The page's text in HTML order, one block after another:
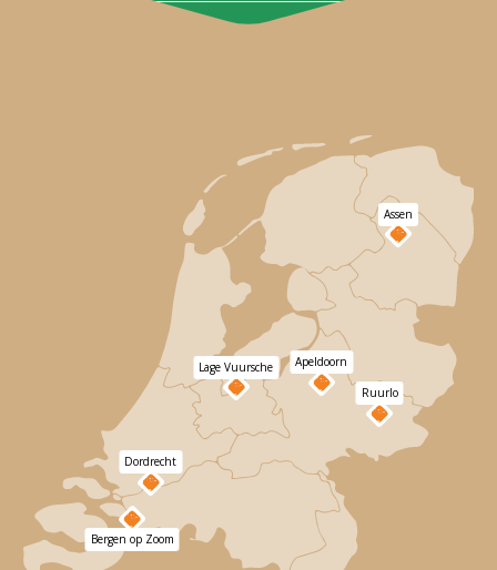
Assen
Dordrecht
Bergen op Zoom
Apeldoorn
Lage Vuursche
Ruurlo